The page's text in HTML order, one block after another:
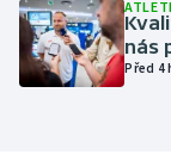
Parasportnás
Před 4